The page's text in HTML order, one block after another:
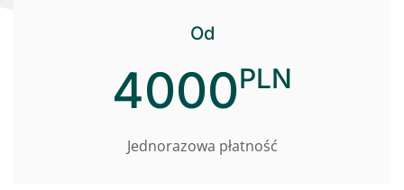
Od
4000PLN
Jednorazowa płatność